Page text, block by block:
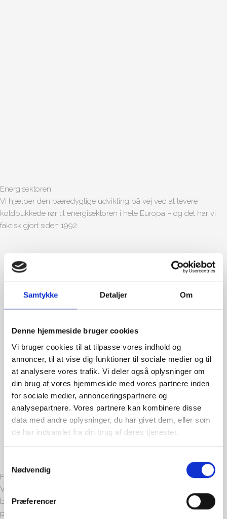
Samtykke Detaljer Om
Denne hjemmeside bruger cookies
Vi bruger cookies til at tilpasse vores indhold og
annoncer, til at vise dig funktioner til sociale medier og til
at analysere vores trafik. Vi deler også oplysninger om
din brug af vores hjemmeside med vores partnere inden
for sociale medier, annonceringspartnere og
analysepartnere. Vores partnere kan kombinere disse
data med andre oplysninger, du har givet dem, eller som
de har indsamlet fra din brug af deres tjenester.
Nødvendig
Præferencer
Energisektoren
Vi hjælper den bæredygtige udvikling på vej ved at levere
koldbukkede rør til energisektoren i hele Europa – og det har vi
faktisk gjort siden 1992
Fremstillingsindustrien
Vi løser industrivirksomheders behov for rør med komplekse
bukninger som komponenter til fremstilling af vidt forskellige
produkter